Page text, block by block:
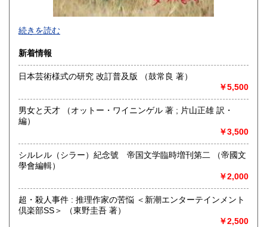
200円 鹿児島県
沖縄県
商品をできるだけ早くお手元にお届けすることと、梱包を丁
寧に、を心がけております。
沿線名：東海道線
最寄駅：真鶴駅
営業時間：店舗はありません。
書籍の買取について
取り扱い分野
歴史、社会科学、近代文献、サブカルチャー、古書一般（そ
映画・芸能、日本文学、ミステリー、時代小説
続きを読む
新着情報
日本芸術様式の研究 改訂普及版 （鼓常良 著）
￥5,500
男女と天才 （オットー・ワイニンゲル 著 ; 片山正雄 訳・
編）
￥3,500
シルレル（シラー）紀念號 帝国文学臨時増刊第二 （帝國文
學會編輯）
￥2,000
超・殺人事件 : 推理作家の苦悩 ＜新潮エンターテインメント
倶楽部SS＞ （東野圭吾 著）
￥2,500